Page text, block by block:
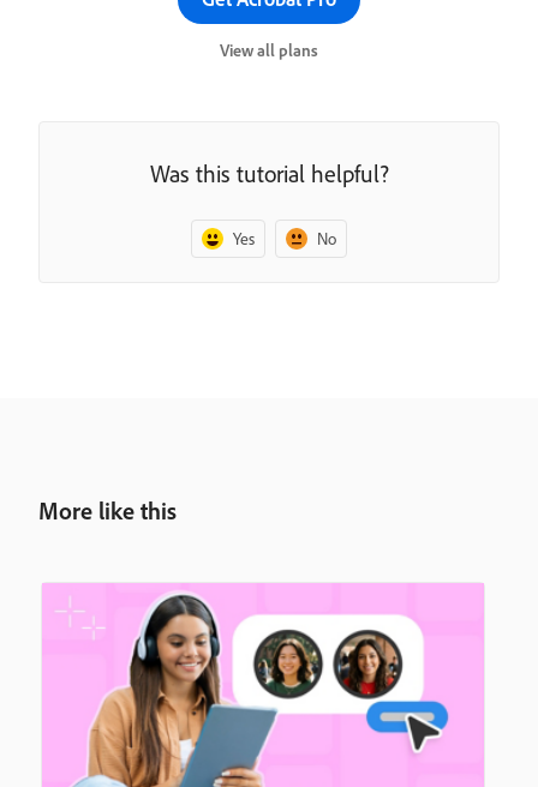
View all plans
Was this tutorial helpful?
Yes No
More like this